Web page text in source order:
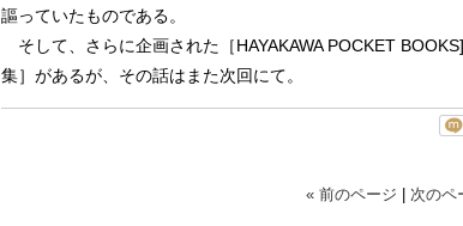
謳っていたものである。
そして、さらに企画された［HAYAKAWA POCKET
集］があるが、その話はまた次回にて。
« 前のページ 次のペ